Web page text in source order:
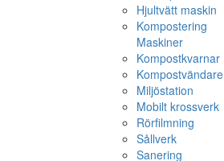
Hjultvätt maskin
Kompostering
Maskiner
Kompostkvarnar
Kompostvändare
Miljöstation
Mobilt krossverk
Rörfilmning
Sållverk
Sanering